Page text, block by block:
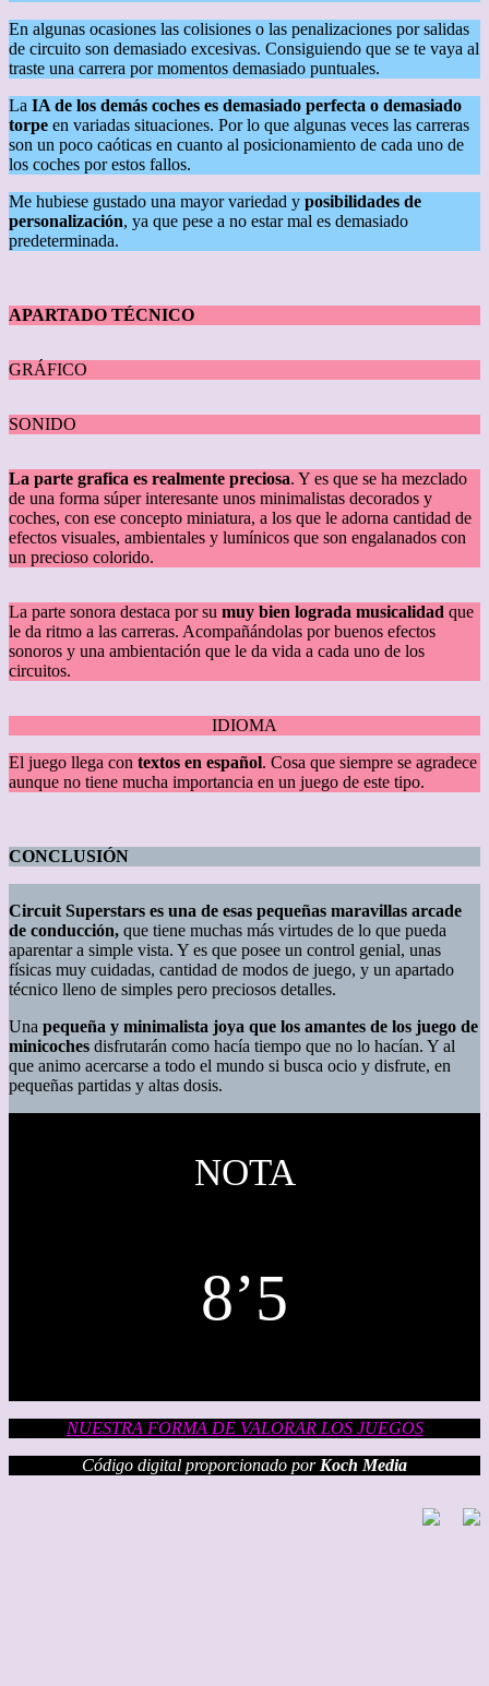
En algunas ocasiones las colisiones o las penalizaciones por salidas
de circuito son demasiado excesivas. Consiguiendo que se te vaya al
traste una carrera por momentos demasiado puntuales.
La IA de los demás coches es demasiado perfecta o demasiado
torpe en variadas situaciones. Por lo que algunas veces las carreras
son un poco caóticas en cuanto al posicionamiento de cada uno de
los coches por estos fallos.
Me hubiese gustado una mayor variedad y posibilidades de
personalización, ya que pese a no estar mal es demasiado
predeterminada.
APARTADO TÉCNICO
GRÁFICO
SONIDO
La parte grafica es realmente preciosa. Y es que se ha mezclado
de una forma súper interesante unos minimalistas decorados y
coches, con ese concepto miniatura, a los que le adorna cantidad de
efectos visuales, ambientales y lumínicos que son engalanados con
un precioso colorido.
La parte sonora destaca por su muy bien lograda musicalidad que
le da ritmo a las carreras. Acompañándolas por buenos efectos
sonoros y una ambientación que le da vida a cada uno de los
circuitos.
IDIOMA
El juego llega con textos en español. Cosa que siempre se agradece
aunque no tiene mucha importancia en un juego de este tipo.
CONCLUSIÓN
Circuit Superstars es una de esas pequeñas maravillas arcade
de conducción, que tiene muchas más virtudes de lo que pueda
aparentar a simple vista. Y es que posee un control genial, unas
físicas muy cuidadas, cantidad de modos de juego, y un apartado
técnico lleno de simples pero preciosos detalles.
Una pequeña y minimalista joya que los amantes de los juego de
minicoches disfrutarán como hacía tiempo que no lo hacían. Y al
que animo acercarse a todo el mundo si busca ocio y disfrute, en
pequeñas partidas y altas dosis.
NOTA
8’5
NUESTRA FORMA DE VALORAR LOS JUEGOS
Código digital proporcionado por Koch Media